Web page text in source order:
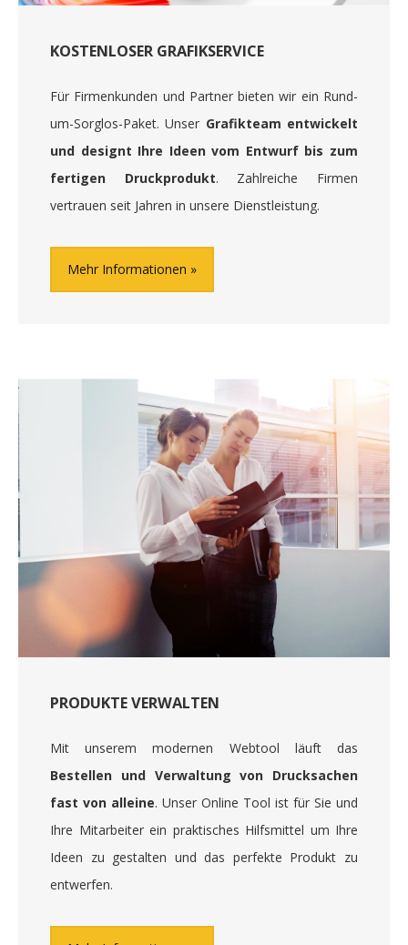
KOSTENLOSER GRAFIKSERVICE
Für Firmenkunden und Partner bieten wir ein Rund-
um-Sorglos-Paket. Unser Grafikteam entwickelt
und designt Ihre Ideen vom Entwurf bis zum
fertigen Druckprodukt. Zahlreiche Firmen
vertrauen seit Jahren in unsere Dienstleistung.
Mehr Informationen
PRODUKTE VERWALTEN
Mit unserem modernen Webtool läuft das
Bestellen und Verwaltung von Drucksachen
fast von alleine. Unser Online Tool ist für Sie und
Ihre Mitarbeiter ein praktisches Hilfsmittel um Ihre
Ideen zu gestalten und das perfekte Produkt zu
entwerfen.